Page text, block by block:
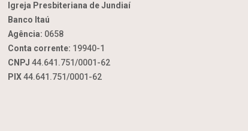
Igreja Presbiteriana de Jundiaí
Banco Itaú
Agência: 0658
Conta corrente: 19940-1
CNPJ 44.641.751/0001-62
PIX44.641.751/0001-62